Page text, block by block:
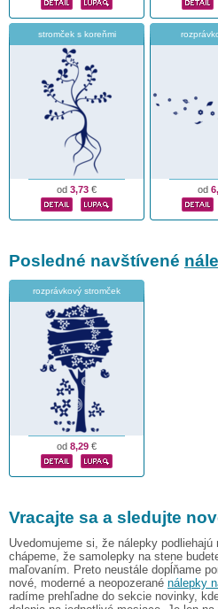
stromček s koreňmi
od 3,73 € od
Posledné navštívené
rozprávkový stromček
od 8,29 €
Vracajte sa a sledujte
Uvedomujeme si, že nálepky podliehajú
chápeme, že samolepky na stene
maľovaním. Preto neustále dopĺňame
nové, moderné a neopozerané nálepky
radíme prehľadne do sekcie novinky,